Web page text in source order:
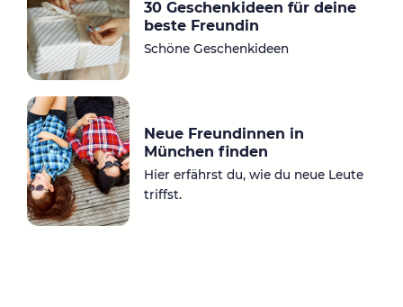
30 Geschenkideen für deine
beste Freundin
Schöne Geschenkideen
Neue Freundinnen in
München finden
Hier erfährst du, wie du neue Leute
triffst.